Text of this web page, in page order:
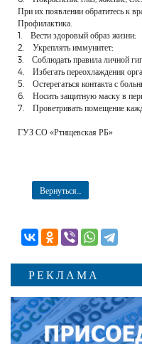
При их появлении обратитесь к
Профилактика.
1. Вести здоровый образ жизни;
2. Укреплять иммунитет;
3. Соблюдать правила личной
4. Избегать переохлаждения
5. Остерегаться контакта с
6. Носить защитную маску в
7. Проветривать помещение
ГУЗ СО «Ртищевская РБ»
Вернуться...
РЕКЛАМА